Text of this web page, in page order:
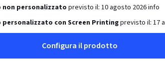
non personalizzato previsto il: 10 agosto 2026info
personalizzato con Screen Printingprevisto il: 17
Configura il prodotto